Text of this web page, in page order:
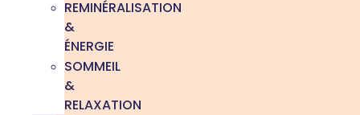
REMINÉRALISATION
&
ÉNERGIE
SOMMEIL
&
RELAXATION